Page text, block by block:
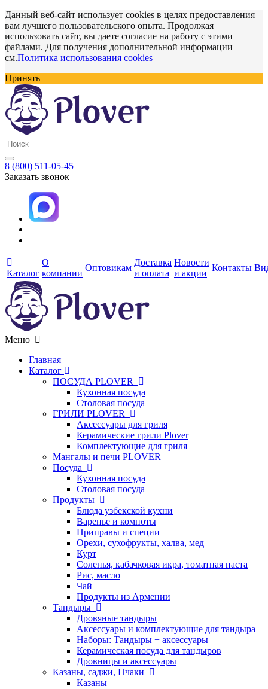
Данный веб-сайт использует cookies в целях предоставления
вам лучшего пользовательского опыта. Продолжая
использовать сайт, вы даете согласие на работу с этими
файлами. Для получения дополнительной информации
см.Политика использования cookies
Принять
8 (800) 511-05-45
Заказать звонок
Каталог
О
компании
Оптовикам
Доставка
и оплата
Новости
и акции
Контакты
Меню
Главная
Каталог
ПОСУДА PLOVER
Кухонная посуда
Столовая посуда
ГРИЛИ PLOVER
Аксессуары для гриля
Керамические грили Plover
Комплектующие для гриля
Мангалы и печи PLOVER
Посуда
Кухонная посуда
Столовая посуда
Продукты
Блюда узбекской кухни
Варенье и компоты
Приправы и специи
Орехи, сухофрукты, халва, мед
Курт
Соленья, кабачковая икра, томатная паста
Рис, масло
Чай
Продукты из Армении
Тандыры
Дровяные тандыры
Аксессуары и комплектующие для тандыра
Наборы: Тандыры + аксессуары
Керамическая посуда для тандыров
Дровницы и аксессуары
Казаны, саджи, Пчаки
Казаны